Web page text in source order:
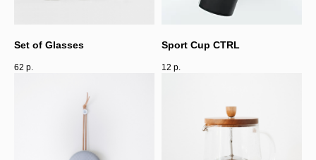
Set of Glasses
62 р.
Sport Cup CTRL
12 р.